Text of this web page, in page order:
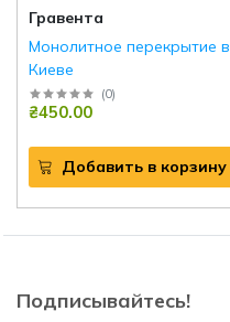
Гравента
Монолитное перекрытие в
Киеве
(0)
₴450.00
Добавить в корзину
Подписывайтесь!